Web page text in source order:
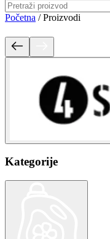
Početna /Proizvodi
Kategorije